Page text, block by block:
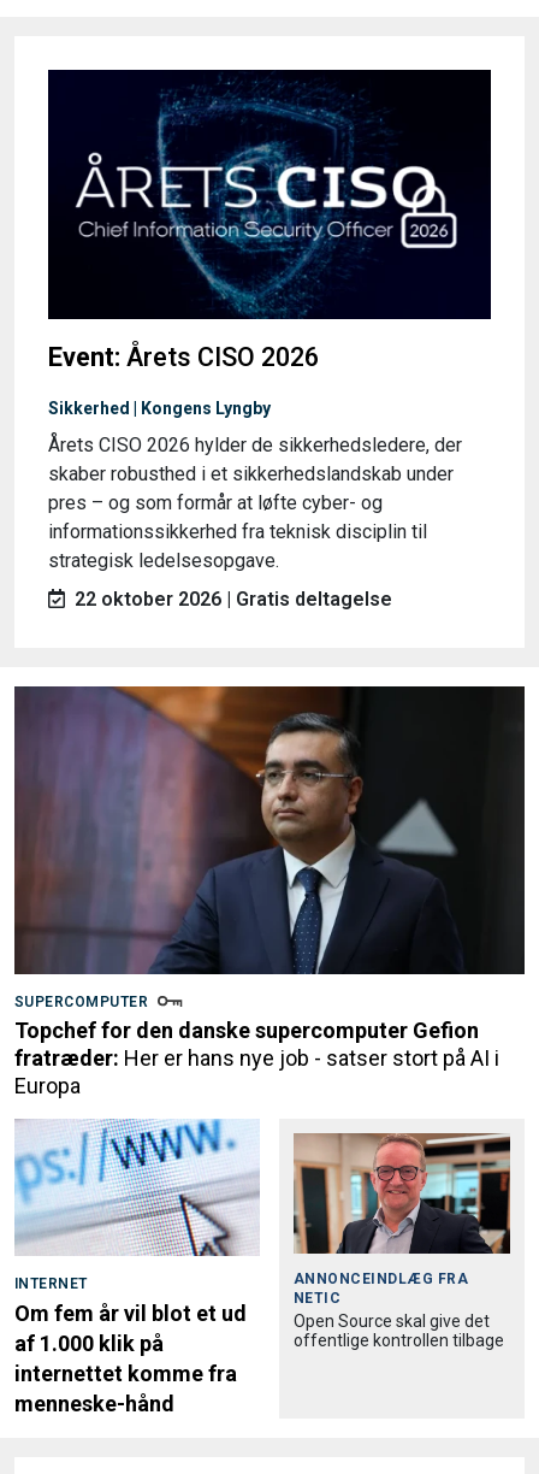
Event: Årets CISO 2026
Sikkerhed | Kongens Lyngby
Årets CISO 2026 hylder de sikkerhedsledere, der
skaber robusthed i et sikkerhedslandskab under
pres – og som formår at løfte cyber- og
informationssikkerhed fra teknisk disciplin til
strategisk ledelsesopgave.
22 oktober 2026 | Gratis deltagelse
SUPERCOMPUTER
Topchef for den danske supercomputer Gefion
fratræder: Her er hans nye job - satser stort på AI i
Europa
INTERNET
Om fem år vil blot et ud
af 1.000 klik på
internettet komme fra
menneske-hånd
ANNONCEINDLÆG FRA
NETIC
Open Source skal give det
offentlige kontrollen tilbage